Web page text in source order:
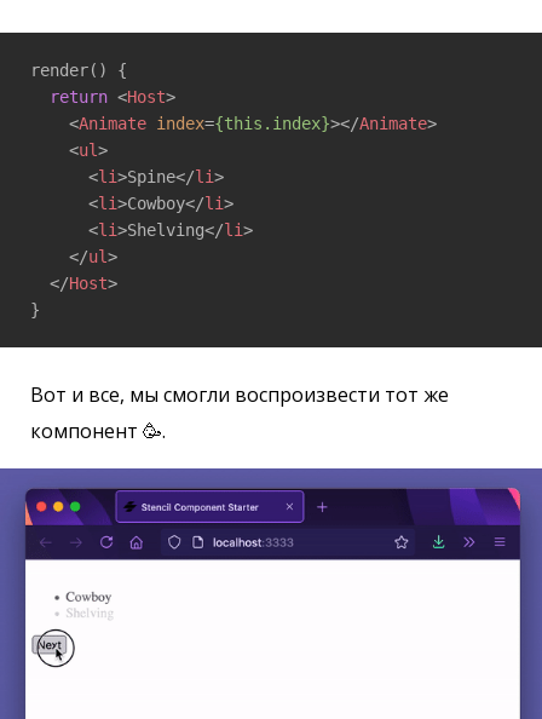
render() {
return <Host>
<Animate index={this.index}></Animate>
<ul>
<li>Spine</li>
<li>Cowboy</li>
<li>Shelving</li>
</ul>
</Host>
Вот и все, мы смогли воспроизвести тот же
компонент 🥳.